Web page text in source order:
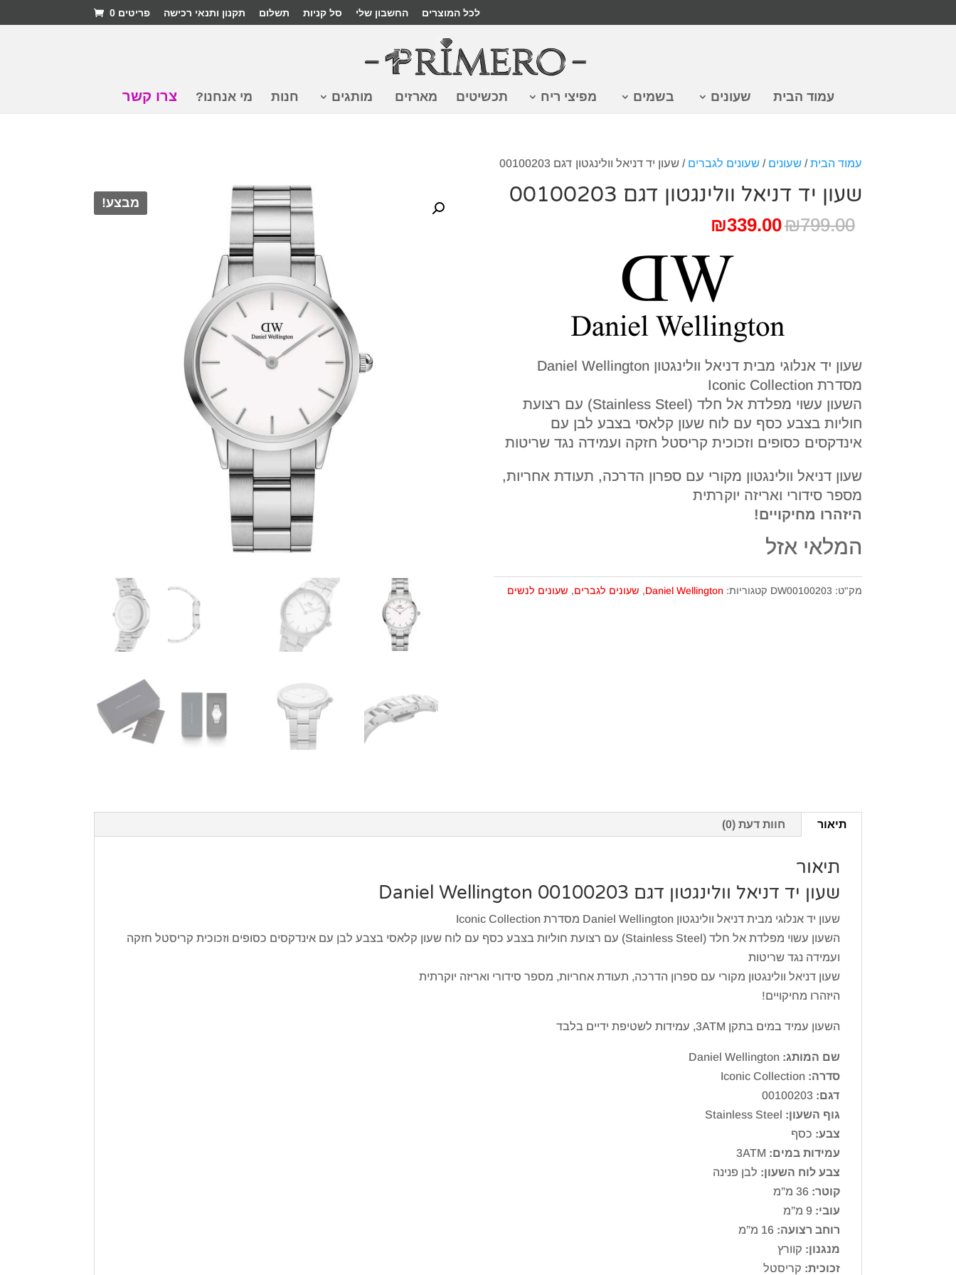
לכל המוצרים החשבון שלי סל קניות תשלום תקנון ותנאי רכישה פריטים 0
עמוד הבית שעונים בשמים מפיצי ריח תכשיטים מארזים מותגים חנות מי אנחנו? צרו קשר
עמוד הבית/ שעונים / שעונים לגברים / שעון יד דניאל וולינגטון דגם 00100203
מבצע! שעון יד דניאל וולינגטון דגם 00100203
₪799.00
המחיר
₪799.00.
₪339.00
הוא:
₪339.00.
שעון יד אנלוגי מבית דניאל וולינגטון Daniel Wellington
מסדרת Iconic Collection
השעון עשוי מפלדת אל חלד (Stainless Steel) עם רצועת
חוליות בצבע כסף עם לוח שעון קלאסי בצבע לבן עם
אינדקסים כסופים וזכוכית קריסטל חזקה ועמידה נגד שריטות
שעון דניאל וולינגטון מקורי עם ספרון הדרכה, תעודת אחריות,
מספר סידורי ואריזה יוקרתית
היזהרו מחיקויים!
המלאי אזל
מק"ט: DW00100203 קטגוריות: Daniel Wellington
, שעונים לגברים, שעונים לנשים
תיאור חוות דעת (0)
תיאור
שעון יד דניאל וולינגטון דגם Daniel Wellington 00100203
שעון יד אנלוגי מבית דניאל וולינגטון Daniel Wellington מסדרת Iconic Collection
השעון עשוי מפלדת אל חלד (Stainless Steel) עם רצועת חוליות בצבע כסף עם לוח שעון קלאסי בצבע לבן עם אינדקסים כסופים וזכוכית קריסטל חזקה
ועמידה נגד שריטות
שעון דניאל וולינגטון מקורי עם ספרון הדרכה, תעודת אחריות, מספר סידורי ואריזה יוקרתית
היזהרו מחיקויים!
השעון עמיד במים בתקן 3ATM, עמידות לשטיפת ידיים בלבד
שם המותג:
סדרה: Iconic Collection
דגם:
גוף השעון:
צבע: כסף
עמידות במים:
צבע לוח השעון: לבן פנינה
קוטר:
עובי:
רוחב רצועה:
מנגנון: קוורץ
זכוכית: קריסטל